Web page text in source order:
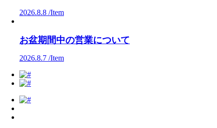
2026.8.8 /Item
お盆期間中の営業について
2026.8.7 /Item